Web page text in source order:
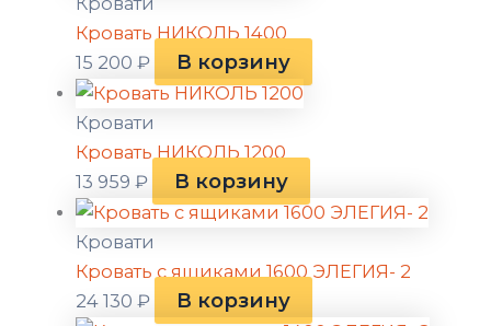
Кровать НИКОЛЬ 1400
15 200₽ В корзину
Кровати
Кровать НИКОЛЬ 1200
13 959₽ В корзину
Кровати
Кровать с ящиками 1600 ЭЛЕГИЯ- 2
24 130₽ В корзину